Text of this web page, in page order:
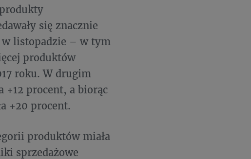
się znacznie
w listopadzie – w tym
produktów
roku. W drugim
+12 procent, a biorąc
+20 procent.
produktów miała
sprzedażowe